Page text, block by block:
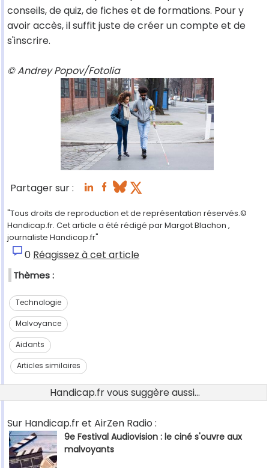
conseils, de quiz, de fiches et de formations. Pour y
avoir accès, il suffit juste de créer un compte et de
s'inscrire.
© Andrey Popov/Fotolia
Partager sur :
"Tous droits de reproduction et de représentation réservés.©
Handicap.fr. Cet article a été rédigé par Margot Blachon ,
journaliste Handicap.fr"
0 Réagissez à cet article
Thèmes :
Technologie
Malvoyance
Aidants
Articles similaires
Handicap.fr vous suggère aussi...
Sur Handicap.fr et AirZen Radio :
9e Festival Audiovision : le ciné s'ouvre aux
malvoyants